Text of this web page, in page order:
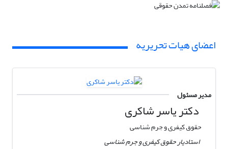
اعضای هیات تحریریه
مدیر مسئول
دکتر یاسر شاکری
حقوق کیفری و جرم شناسی
استادیار حقوق کیفری و جرم شناسی